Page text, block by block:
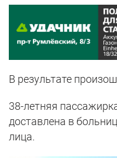
В результате
38-летняя
доставлена в
лица.